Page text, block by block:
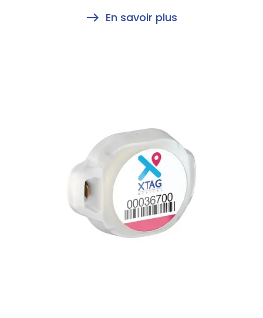
En savoir plus